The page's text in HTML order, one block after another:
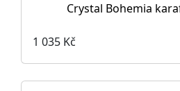
Crystal Bohemia
1 035 Kč